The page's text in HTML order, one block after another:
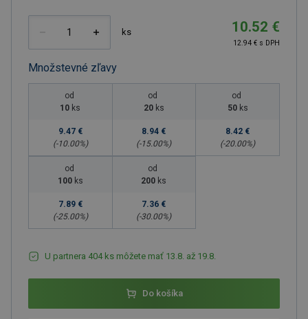
ks 10.52 €
12.94 € s DPH
Množstevné zľavy
od
10 ks
9.47 €
(-10.00%)
od
20 ks
8.94 €
(-15.00%)
od
50 ks
8.42 €
(-20.00%)
od
100 ks
7.89 €
(-25.00%)
od
200 ks
7.36 €
(-30.00%)
U partnera 404 ks môžete mať 13.8. až 19.8.
Do košíka